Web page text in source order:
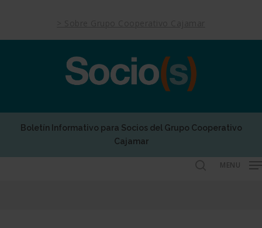
main
Boletín Informativo para Socios del Grupo Cooperativo
Cajamar
MENU